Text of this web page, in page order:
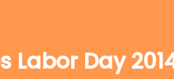
Labor Day